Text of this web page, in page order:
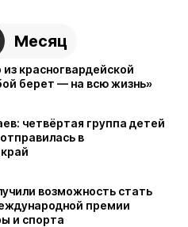
Месяц
красногвардейской
берет — на всю жизнь»
четвёртая группа детей
в
возможность стать
премии
и спорта